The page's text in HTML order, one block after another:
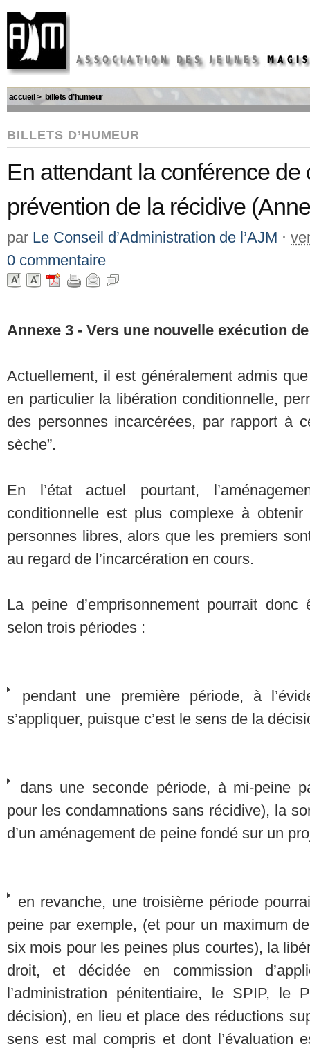
accueil > billets d’humeur
BILLETS D’HUMEUR
En attendant la conférence de
prévention de la récidive
par Le Conseil d’Administration de l’AJM ⋅
0 commentaire
Annexe 3 - Vers une nouvelle exécution
Actuellement, il est généralement admis
en particulier la libération conditionnelle,
des personnes incarcérées, par rapport à
sèche”.
En l’état actuel pourtant,
conditionnelle est plus complexe à
personnes libres, alors que les premiers
au regard de l’incarcération en cours.
La peine d’emprisonnement pourrait
selon trois périodes :
pendant une première période, à
s’appliquer, puisque c’est le sens de la
dans une seconde période, à mi-peine
pour les condamnations sans récidive), la
d’un aménagement de peine fondé sur un
en revanche, une troisième période
peine par exemple, (et pour un maximum
six mois pour les peines plus courtes), la
droit, et décidée en commission
l’administration pénitentiaire, le SPIP,
décision), en lieu et place des réductions
sens est mal compris et dont l’évaluation